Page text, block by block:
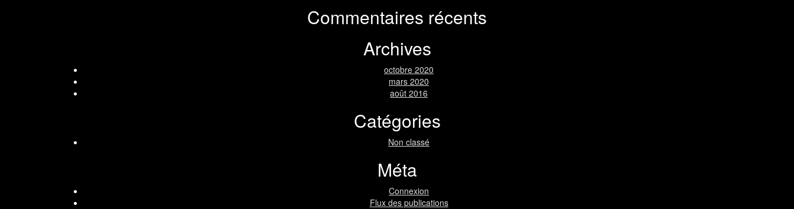
Commentaires récents
Archives
octobre 2020
mars 2020
août 2016
Catégories
Non classé
Méta
Connexion
Flux des publications